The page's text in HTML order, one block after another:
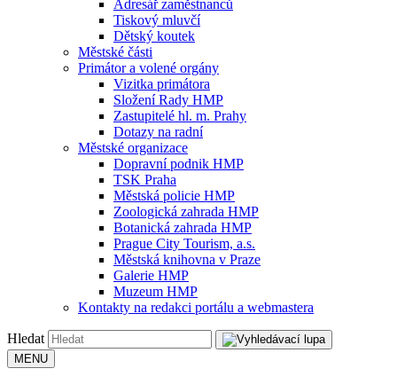
Adresář zaměstnanců
Tiskový mluvčí
Dětský koutek
Městské části
Primátor a volené orgány
Vizitka primátora
Složení Rady HMP
Zastupitelé hl. m. Prahy
Dotazy na radní
Městské organizace
Dopravní podnik HMP
TSK Praha
Městská policie HMP
Zoologická zahrada HMP
Botanická zahrada HMP
Prague City Tourism, a.s.
Městská knihovna v Praze
Galerie HMP
Muzeum HMP
Kontakty na redakci portálu a webmastera
Hledat
MENU